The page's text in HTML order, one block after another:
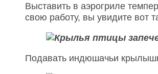
Выставить в аэрогриле
свою работу, вы увидите вот
Подавать индюшачьи